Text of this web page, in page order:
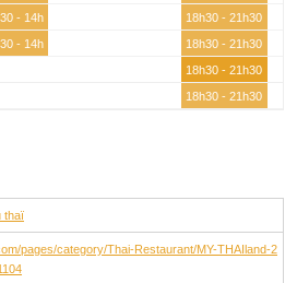
- 14h
18h30 - 21h30
- 14h
18h30 - 21h30
18h30 - 21h30
18h30 - 21h30
thaï
pages/category/Thai-Restaurant/MY-THAIland-2